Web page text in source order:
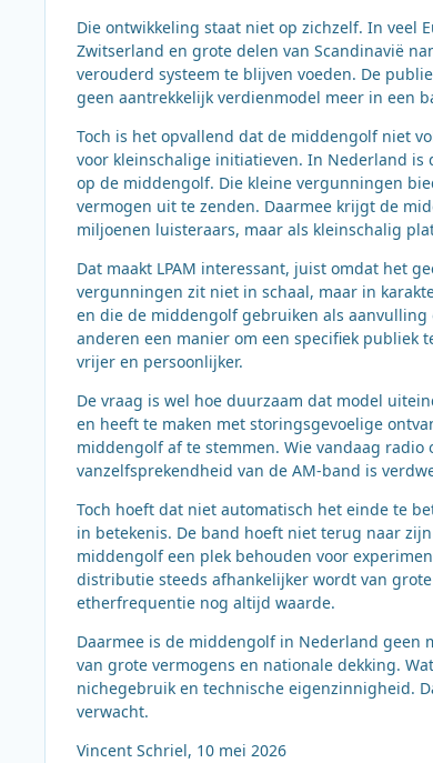
Die ontwikkeling staat niet op zichzelf. In veel
Zwitserland en grote delen van Scandinavië
verouderd systeem te blijven voeden. De
geen aantrekkelijk verdienmodel meer in een
Toch is het opvallend dat de middengolf niet
voor kleinschalige initiatieven. In Nederland is
op de middengolf. Die kleine vergunningen
vermogen uit te zenden. Daarmee krijgt de
miljoenen luisteraars, maar als kleinschalig
Dat maakt LPAM interessant, juist omdat het
vergunningen zit niet in schaal, maar in
en die de middengolf gebruiken als
anderen een manier om een specifiek publiek
vrijer en persoonlijker.
De vraag is wel hoe duurzaam dat model
en heeft te maken met storingsgevoelige
middengolf af te stemmen. Wie vandaag radio
vanzelfsprekendheid van de AM-band is
Toch hoeft dat niet automatisch het einde te
in betekenis. De band hoeft niet terug naar
middengolf een plek behouden voor
distributie steeds afhankelijker wordt van
etherfrequentie nog altijd waarde.
Daarmee is de middengolf in Nederland geen
van grote vermogens en nationale dekking.
nichegebruik en technische eigenzinnigheid.
verwacht.
Vincent Schriel, 10 mei 2026